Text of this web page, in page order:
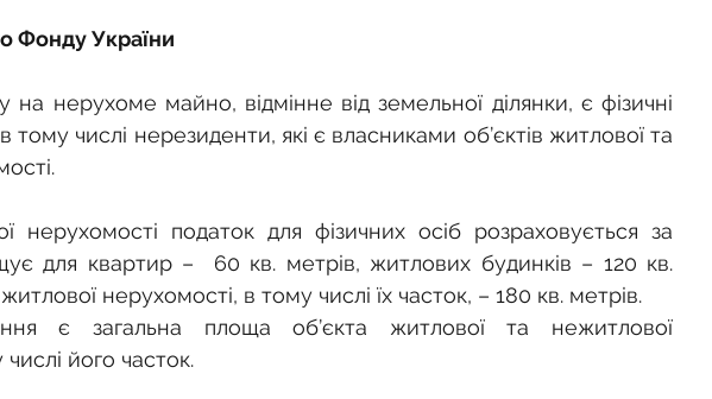
Спадкування земельної ділянки
Земельні питання Військова служба
Суд Будівництво Встановлення меж земельної ділянки
земельних прав Юридичні питання у воєнний час
Фонду України
на нерухоме майно, відмінне від земельної ділянки, є фізичні
тому числі нерезиденти, які є власниками об’єктів житлової та
нерухомості податок для фізичних осіб розраховується за
для квартир –  60 кв. метрів, житлових будинків – 120 кв.
нерухомості, в тому числі їх часток, – 180 кв. метрів.
є загальна площа об’єкта житлової та нежитлової
його часток.